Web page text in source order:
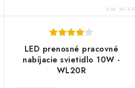
Kód: WL10R
LED prenosné pracovné
nabíjacie svietidlo 10W -
WL20R